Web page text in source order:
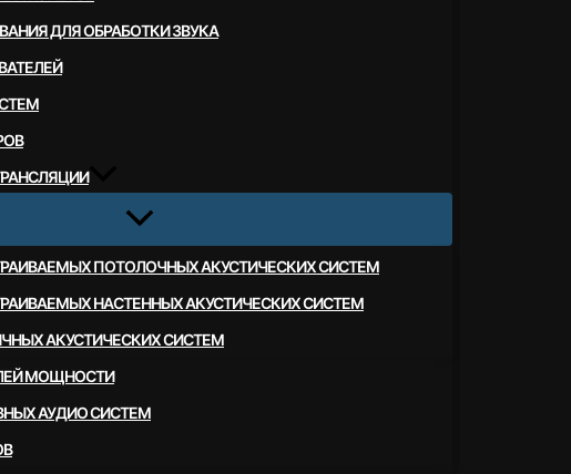
ДЛЯ ОБРАБОТКИ ЗВУКА
ПОТОЛОЧНЫХ АКУСТИЧЕСКИХ СИСТЕМ
НАСТЕННЫХ АКУСТИЧЕСКИХ СИСТЕМ
АКУСТИЧЕСКИХ СИСТЕМ
МОЩНОСТИ
АУДИО СИСТЕМ